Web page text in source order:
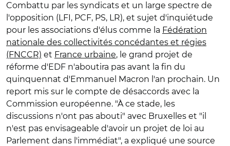
Combattu par les syndicats et un large spectre de
l'opposition (LFI, PCF, PS, LR), et sujet d'inquiétude
pour les associations d'élus comme la Fédération
nationale des collectivités concédantes et régies
(FNCCR) et France urbaine, le grand projet de
réforme d'EDF n'aboutira pas avant la fin du
quinquennat d'Emmanuel Macron l'an prochain. Un
report mis sur le compte de désaccords avec la
Commission européenne. "À ce stade, les
discussions n'ont pas abouti" avec Bruxelles et "il
n'est pas envisageable d'avoir un projet de loi au
Parlement dans l'immédiat", a expliqué une source